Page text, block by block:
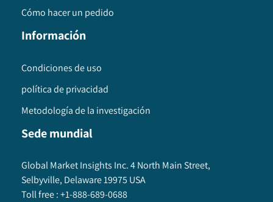
Cómo hacer un pedido
Información
Condiciones de uso
política de privacidad
Metodología de la investigación
Sede mundial
Global Market Insights Inc. 4 North Main Street,
Selbyville, Delaware 19975 USA
Toll free :+1-888-689-0688